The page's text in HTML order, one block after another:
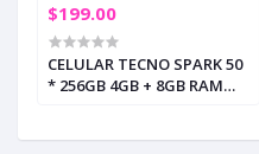
$199.00
CELULAR TECNO SPARK 50
* 256GB 4GB + 8GB RAM